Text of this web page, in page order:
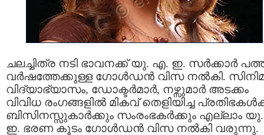
ചലച്ചിത്ര നടി ഭാവനക്ക് യു. എ. ഇ. സര്‍ക്കാര്‍
വര്‍ഷത്തേക്കുള്ള ഗോള്‍ഡന്‍ വിസ നല്‍കി.
വിദ്യാഭ്യാസം, ഡോക്ടര്‍മാര്‍, നഴ്സുമാര്‍ അടക്കം
വിവിധ രംഗങ്ങളില്‍ മികവ് തെളിയിച്ച
ബിസിനസ്സുകാര്‍ക്കും സംരംഭകര്‍ക്കും എല്ലാം
ഇ. ഭരണ കൂടം ഗോള്‍ഡന്‍ വിസ നല്‍കി വരുന്നു.